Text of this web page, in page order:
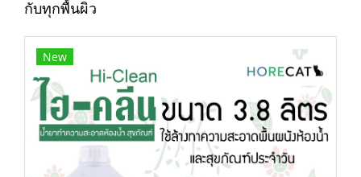
กับทุกพื้นผิว
New